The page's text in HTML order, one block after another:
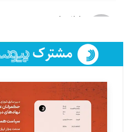
لیلا حنارود
فائزه فتحی رستمی
تحریریه
سروش کرمیان
تحریریه